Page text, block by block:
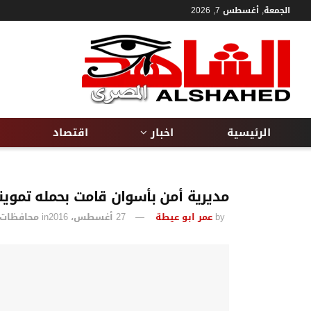
الجمعة, أغسطس 7, 2026
الرئيسية اخبار اقتصاد
مديرية أمن بأسوان قامت بحمله
by عمر ابو عيطة 27 أغسطس، 2016 in محافظات